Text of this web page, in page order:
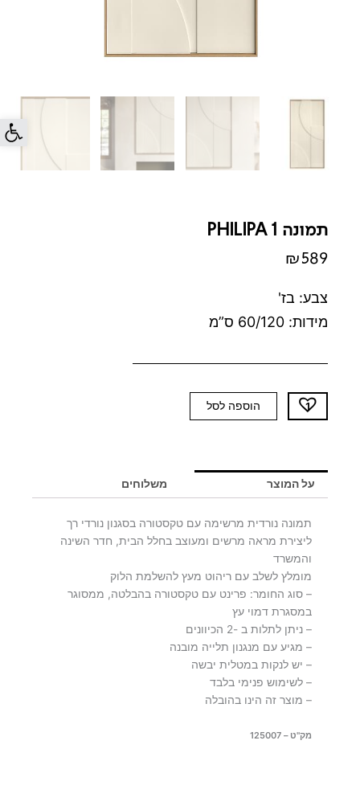
פתח
תמונה PHILIPA 1
₪589
צבע: בז'
מידות: 60/120 ס”מ
כמות
של
1
הוספה לסל
על המוצר משלוחים
תמונה נורדית מרשימה עם טקסטורה בסגנון נורדי רך
ליצירת מראה מרשים ומעוצב בחלל הבית, חדר השינה
והמשרד
מומלץ לשלב עם ריהוט מעץ להשלמת הלוק
– סוג החומר: פרינט עם טקסטורה בהבלטה, ממסוגר
במסגרת דמוי עץ
– ניתן לתלות ב -2 הכיוונים
– מגיע עם מנגנון תלייה מובנה
– יש לנקות במטלית יבשה
– לשימוש פנימי בלבד
– מוצר זה הינו בהובלה
מק"ט – 125007